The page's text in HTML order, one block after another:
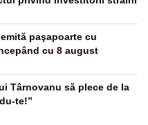
paşapoarte cu
cu 8 august
Târnovanu să plece de la
te!”